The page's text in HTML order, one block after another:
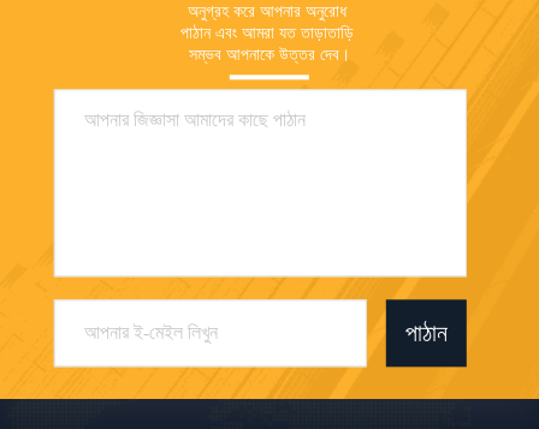
অনুগ্রহ করে আপনার অনুরোধ
পাঠান এবং আমরা যত তাড়াতাড়ি
সম্ভব আপনাকে উত্তর দেব।
পাঠান